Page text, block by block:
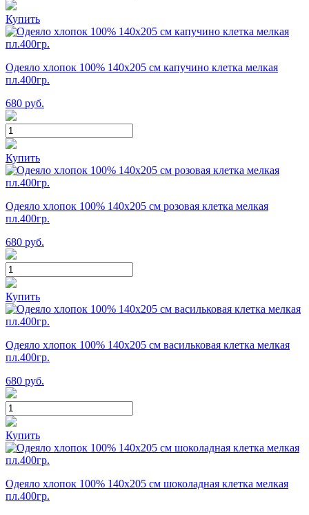
Купить
Одеяло хлопок 100% 140х205 см капучино клетка мелкая
пл.400гр.
680 руб.
Купить
Одеяло хлопок 100% 140х205 см розовая клетка мелкая
пл.400гр.
680 руб.
Купить
Одеяло хлопок 100% 140х205 см васильковая клетка мелкая
пл.400гр.
680 руб.
Купить
Одеяло хлопок 100% 140х205 см шоколадная клетка мелкая
пл.400гр.